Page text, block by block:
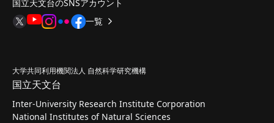
国立天文台のSNSアカウント
一覧
大学共同利用機関法人 自然科学研究機構
国立天文台
Inter-University Research Institute Corporation
National Institutes of Natural Sciences